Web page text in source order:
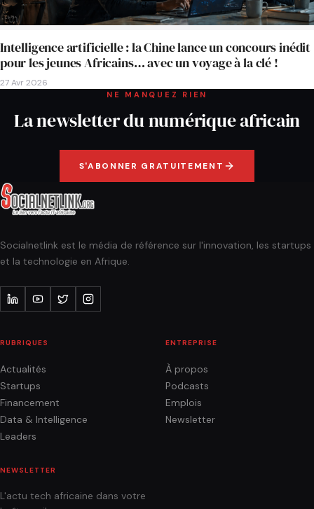
Intelligence artificielle : la Chine lance un concours inédit
pour les jeunes Africains… avec un voyage à la clé !
27 Avr 2026
NE MANQUEZ RIEN
La newsletter du numérique africain
S'ABONNER GRATUITEMENT
Socialnetlink est le média de référence sur l'innovation, les startups
et la technologie en Afrique.
RUBRIQUES
Actualités
Startups
Financement
Data & Intelligence
Leaders
ENTREPRISE
À propos
Podcasts
Emplois
Newsletter
NEWSLETTER
L'actu tech africaine dans votre